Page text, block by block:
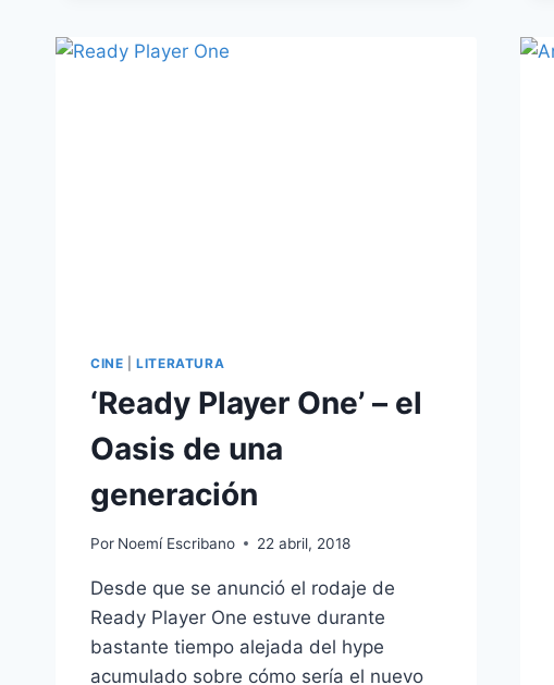
MARCH
CINE |LITERATURA
‘Ready Player One’ – el
Oasis de una
generación
Por Noemí Escribano 22 abril, 2018
Desde que se anunció el rodaje de
Ready Player One estuve durante
bastante tiempo alejada del hype
acumulado sobre cómo sería el nuevo